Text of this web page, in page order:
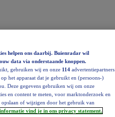
helpen ons daarbij. Buienradar wil
data via onderstaande knoppen.
gebruiken wij en onze 114 advertentiepartners
het apparaat dat je gebruikt en (persoons-)
Deze gegevens gebruiken wij om onze
en content te meten, voor marktonderzoek en
of wijzigen door het gebruik van
vind je in ons privacy statement.